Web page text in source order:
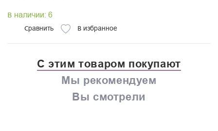
В наличии: 6
Сравнить В избранное
С этим товаром покупают
Мы рекомендуем
Вы смотрели